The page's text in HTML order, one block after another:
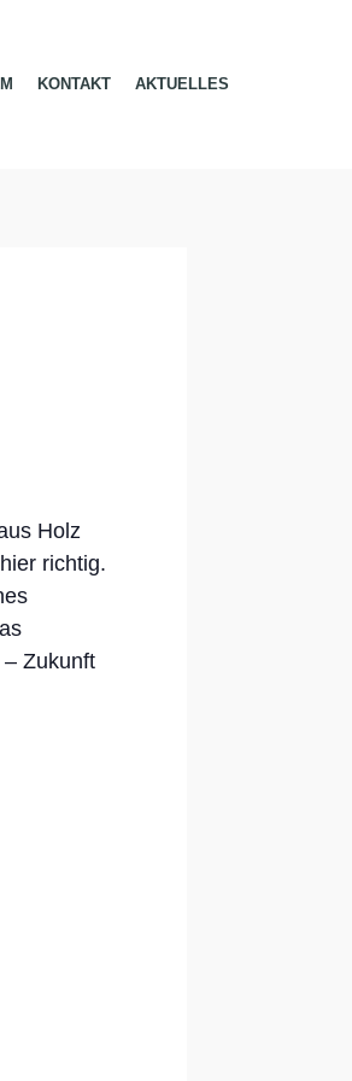
KONTAKT AKTUELLES
Holz
richtig.
Zukunft